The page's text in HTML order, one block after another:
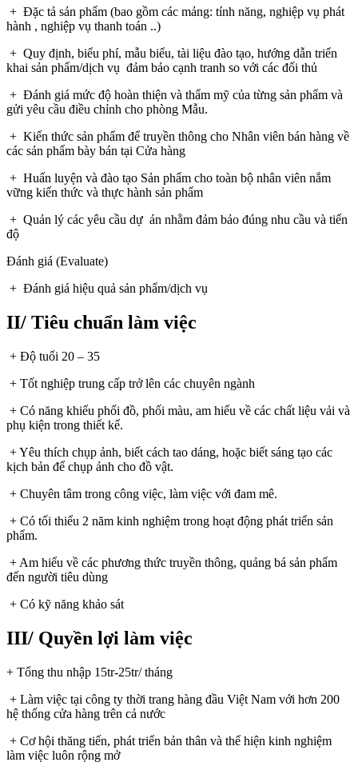
+ Đặc tả sản phẩm (bao gồm các mảng: tính năng, nghiệp vụ phát
hành , nghiệp vụ thanh toán ..)
+ Quy định, biểu phí, mẫu biểu, tài liệu đào tạo, hướng dẫn triển
khai sản phẩm/dịch vụ đảm bảo cạnh tranh so với các đối thủ
+ Đánh giá mức độ hoàn thiện và thẩm mỹ của từng sản phẩm và
gửi yêu cầu điều chỉnh cho phòng Mẫu.
+ Kiến thức sản phẩm để truyền thông cho Nhân viên bán hàng về
các sản phẩm bày bán tại Cửa hàng
+ Huấn luyện và đào tạo Sản phẩm cho toàn bộ nhân viên nắm
vững kiến thức và thực hành sản phẩm
+ Quản lý các yêu cầu dự án nhằm đảm bảo đúng nhu cầu và tiến
độ
Đánh giá (Evaluate)
+ Đánh giá hiệu quả sản phẩm/dịch vụ
II/ Tiêu chuẩn làm việc
+ Độ tuổi 20 – 35
+ Tốt nghiệp trung cấp trở lên các chuyên ngành
+ Có năng khiếu phối đồ, phối màu, am hiểu về các chất liệu vải và
phụ kiện trong thiết kế.
+ Yêu thích chụp ảnh, biết cách tao dáng, hoặc biết sáng tạo các
kịch bản để chụp ảnh cho đồ vật.
+ Chuyên tâm trong công việc, làm việc với đam mê.
+ Có tối thiểu 2 năm kinh nghiệm trong hoạt động phát triển sản
phẩm.
+ Am hiểu về các phương thức truyền thông, quảng bá sản phẩm
đến người tiêu dùng
+ Có kỹ năng khảo sát
III/ Quyền lợi làm việc
+ Tổng thu nhập 15tr-25tr/ tháng
+ Làm việc tại công ty thời trang hàng đầu Việt Nam với hơn 200
hệ thống cửa hàng trên cả nước
+ Cơ hội thăng tiến, phát triển bản thân và thể hiện kinh nghiệm
làm việc luôn rộng mở